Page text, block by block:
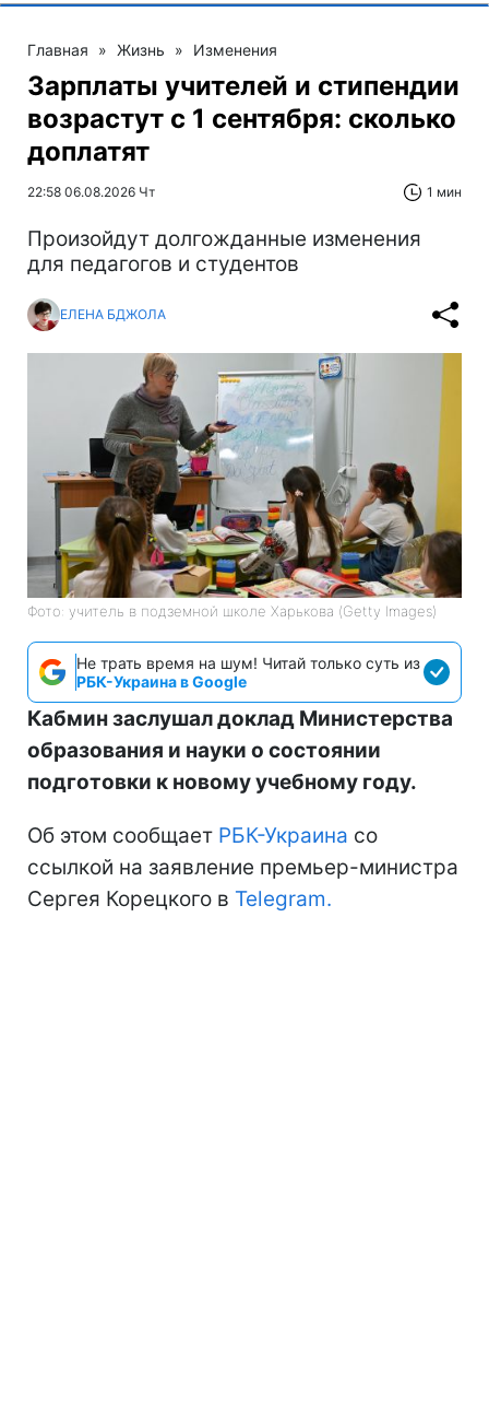
Главная » Жизнь » Изменения
Зарплаты учителей и стипендии
возрастут с 1 сентября: сколько
доплатят
22:58 06.08.2026 Чт 1 мин
Произойдут долгожданные изменения
для педагогов и студентов
ЕЛЕНА БДЖОЛА
Фото: учитель в подземной школе Харькова (Getty Images)
Не трать время на шум! Читай только суть из
РБК-Украина в Google
Кабмин заслушал доклад Министерства
образования и науки о состоянии
подготовки к новому учебному году.
Об этом сообщает РБК-Украина со
ссылкой на заявление премьер-министра
Сергея Корецкого в Telegram.